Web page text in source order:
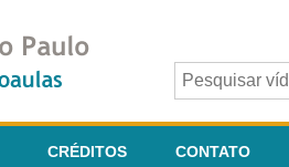
CRÉDITOS CONTATO